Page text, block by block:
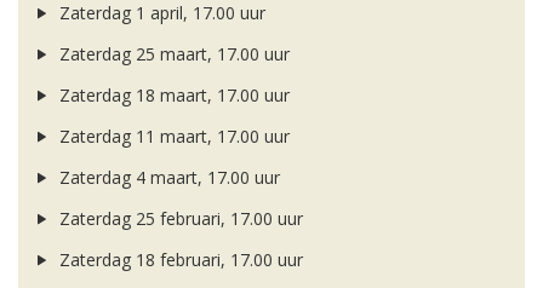
Zaterdag 1 april, 17.00 uur
Zaterdag 25 maart, 17.00 uur
Zaterdag 18 maart, 17.00 uur
Zaterdag 11 maart, 17.00 uur
Zaterdag 4 maart, 17.00 uur
Zaterdag 25 februari, 17.00 uur
Zaterdag 18 februari, 17.00 uur